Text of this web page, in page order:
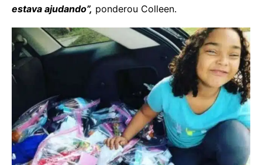
estava ajudando”, ponderou Colleen.